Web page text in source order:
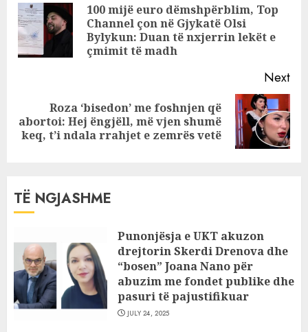
ta shoh me sy
sepse…
Reading100 mijë euro dëmshpërblim, Top
Channel çon në Gjykatë Olsi
Bylykun: Duan të nxjerrin lekët e
çmimit të madh
Next
Next
post:
Roza ‘bisedon’ me foshnjen që
abortoi: Hej ëngjëll, më vjen shumë
keq, t’i ndala rrahjet e zemrës vetë
TË NGJASHME
Punonjësja e UKT akuzon
drejtorin Skerdi Drenova dhe
“bosen” Joana Nano për
abuzim me fondet publike dhe
pasuri të pajustifikuar
JULY 24, 2025